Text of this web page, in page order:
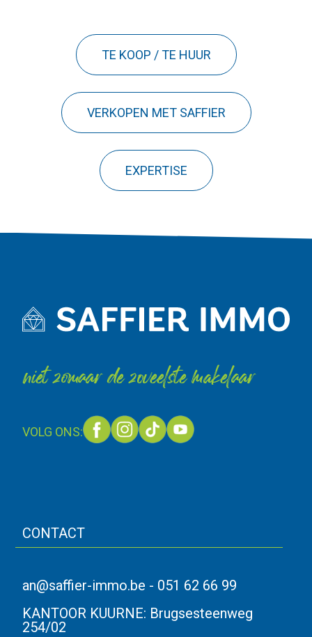
TE KOOP / TE HUUR
VERKOPEN MET SAFFIER
EXPERTISE
niet zomaar de zoveelste makelaar
VOLG ONS:
CONTACT
an@saffier-immo.be - 051 62 66 99
KANTOOR KUURNE: Brugsesteenweg
254/02